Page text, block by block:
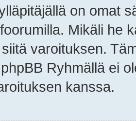
on omat
Mikäli he
varoituksen.
Ryhmällä ei
kanssa.